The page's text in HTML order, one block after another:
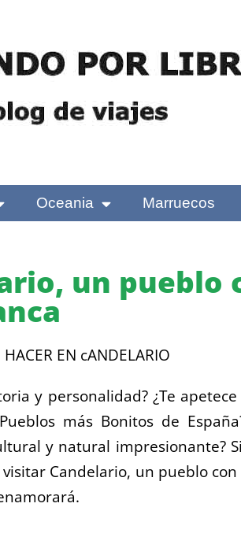
Oceania Marruecos
un pueblo
y personalidad? ¿Te
más Bonitos de
y natural impresionante?
Candelario, un pueblo